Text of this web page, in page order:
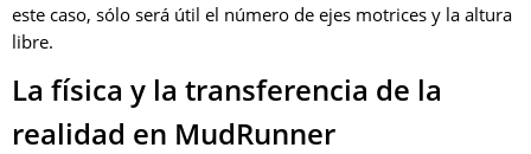
este caso, sólo será útil el número de ejes motrices y la altura
libre.
La física y la transferencia de la
realidad en MudRunner